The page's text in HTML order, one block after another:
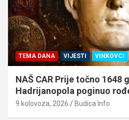
TEMA DANA VIJESTI VINKOVCI
NAŠ CAR Prije točno 1648
Hadrijanopola poginuo
9 kolovoza, 2026 Budica Info